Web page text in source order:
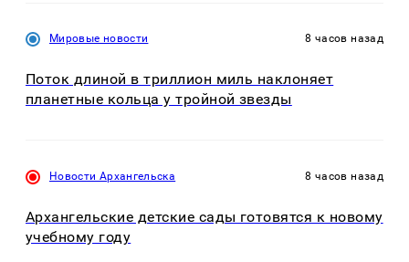
Мировые новости 8 часов назад
Поток длиной в триллион миль наклоняет
планетные кольца у тройной звезды
Новости Архангельска 8 часов назад
Архангельские детские сады готовятся к новому
учебному году